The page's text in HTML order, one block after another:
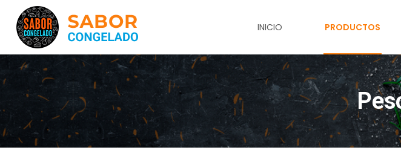
INICIO PRODUCTOS